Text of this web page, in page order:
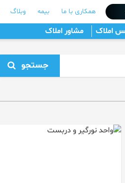
همکاری با ما بیمه وبلاگ
املاک مشاور املاک
جستجو